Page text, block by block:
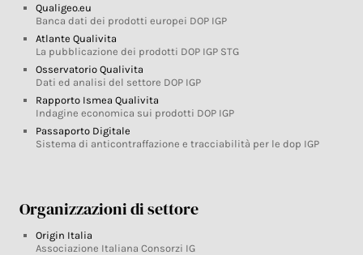
Qualigeo.eu
Banca dati dei prodotti europei DOP IGP
Atlante Qualivita
La pubblicazione dei prodotti DOP IGP STG
Osservatorio Qualivita
Dati ed analisi del settore DOP IGP
Rapporto Ismea Qualivita
Indagine economica sui prodotti DOP IGP
Passaporto Digitale
Sistema di anticontraffazione e tracciabilità per le dop IGP
Organizzazioni di settore
Origin Italia
Associazione Italiana Consorzi IG